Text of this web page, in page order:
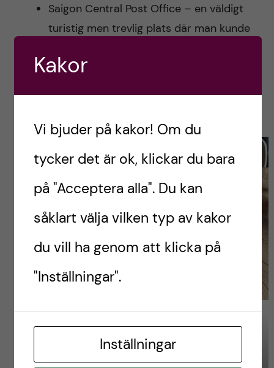
Saigon Central Post Office – en väldigt
turistig men trevlig plats där man kunde
Café Apartment – en stor byggnad med
Cu Chi Tunnels – och ett
försök från mig att komma
ner. Fastnade absolut när jag
Fika på Café Apartment.
Foto: Alireza Rahimi
Kakor
Vi bjuder på kakor! Om du
tycker det är ok, klickar du bara
på "Acceptera alla". Du kan
såklart välja vilken typ av kakor
du vill ha genom att klicka på
"Inställningar".
Inställningar